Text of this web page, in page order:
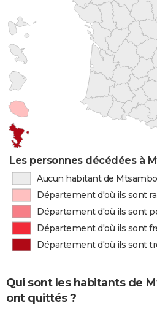
Les personnes décédées à
Aucun habitant de
Département d'où ils sont
Département d'où ils sont
Département d'où ils sont
Département d'où ils sont
Qui sont les habitants de
ont quittés ?